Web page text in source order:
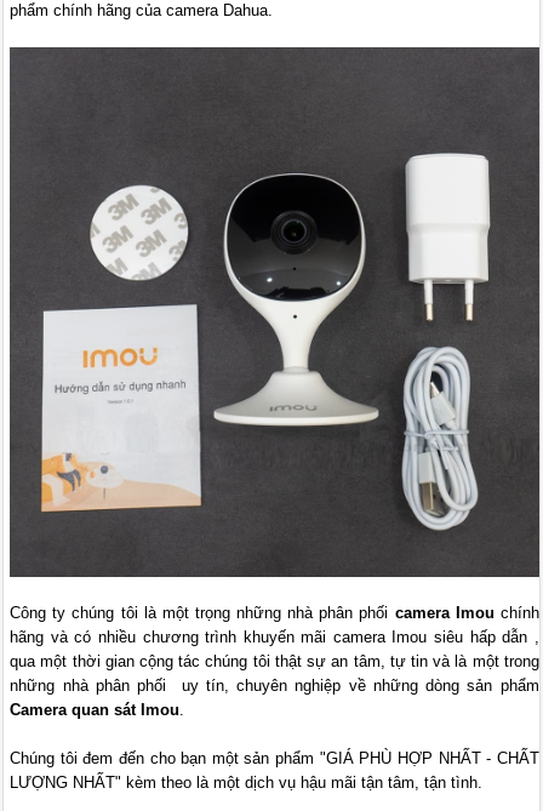
phẩm chính hãng của camera Dahua.
Công ty chúng tôi là một trọng những nhà phân phối camera Imou chính
hãng và có nhiều chương trình khuyến mãi camera Imou siêu hấp dẫn ,
qua một thời gian cộng tác chúng tôi thật sự an tâm, tự tin và là một trong
những nhà phân phối uy tín, chuyên nghiệp về những dòng sản phẩm
Camera quan sát Imou
Chúng tôi đem đến cho bạn một sản phẩm "GIÁ PHÙ HỢP NHẤT - CHẤT
LƯỢNG NHẤT" kèm theo là một dịch vụ hậu mãi tận tâm, tận tình.